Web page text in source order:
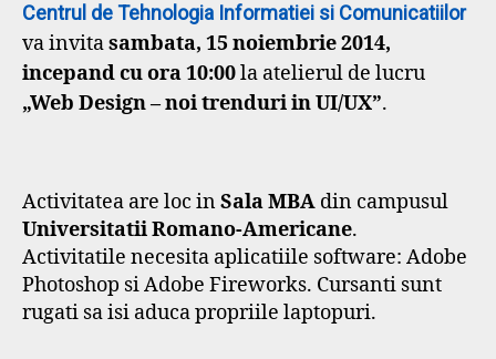
Centrul de Tehnologia Informatiei si Comunicatiilor
va invitasambata, 15 noiembrie 2014,
incepand cu ora 10:00la atelierul de lucru
„Web Design – noi trenduri in UI/UX”.
Activitatea are loc inSala MBA din campusul
Universitatii Romano-Americane.
Activitatile necesita aplicatiile software: Adobe
Photoshop si Adobe Fireworks. Cursanti sunt
rugati sa isi aduca propriile laptopuri.